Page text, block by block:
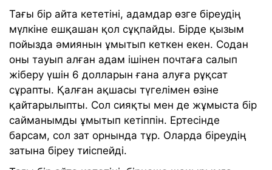
Тағы бір айта кететіні, адамдар өзге біреудің
мүлкіне ешқашан қол сұқпайды. Бірде қызым
пойызда әмиянын ұмытып кеткен екен. Содан
оны тауып алған адам ішінен почтаға салып
жіберу үшін 6 долларын ғана алуға рұқсат
сұрапты. Қалған ақшасы түгелімен өзіне
қайтарылыпты. Сол сияқты мен де жұмыста бір
сайманымды ұмытып кетіппін. Ертесінде
барсам, сол зат орнында тұр. Оларда біреудің
затына біреу тиіспейді.